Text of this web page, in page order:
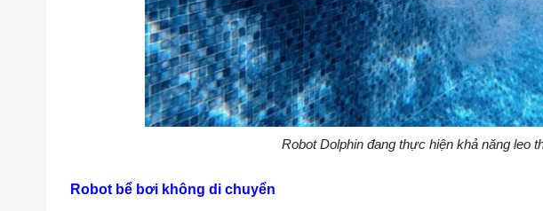
Robot Dolphin đang thực hiện khả năng leo
Robot bể bơi không di chuyển